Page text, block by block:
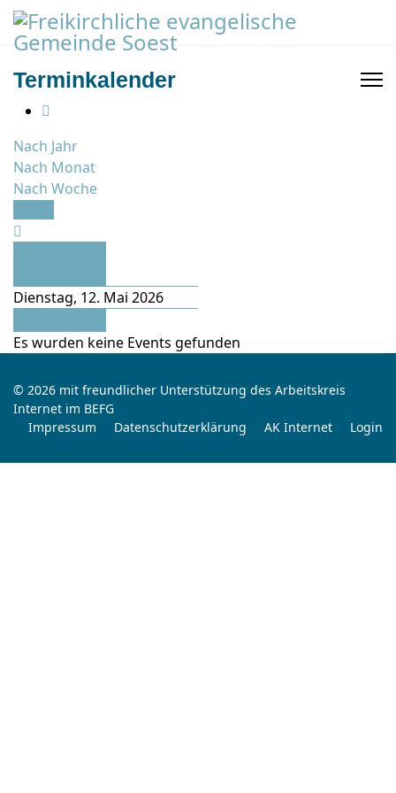
Terminkalender
Nach Jahr
Nach Monat
Nach Woche
Dienstag, 12. Mai 2026
Es wurden keine Events gefunden
© 2026 mit freundlicher Unterstützung des Arbeitskreis
Internet im BEFG
Impressum
Datenschutzerklärung AK Internet Login